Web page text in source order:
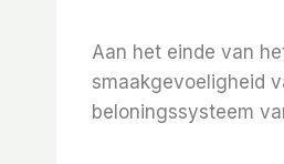
Aan het einde van
smaakgevoeligheid
beloningssysteem